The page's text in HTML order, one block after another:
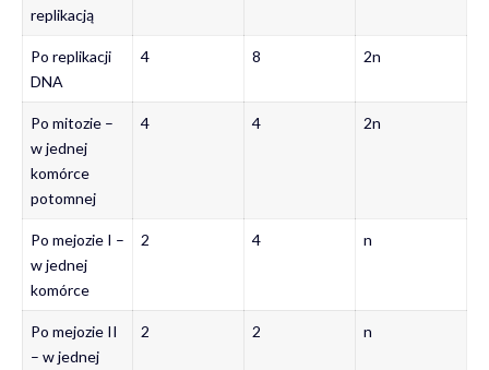
replikacją
Po replikacji
DNA
4 8 2n
Po mitozie –
w jednej
komórce
potomnej
4 4 2n
Po mejozie I –
w jednej
komórce
2 4 n
Po mejozie II
– w jednej
2 2 n